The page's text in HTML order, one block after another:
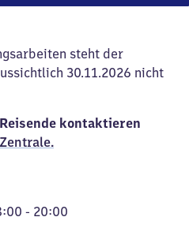
steht der
30.11.2026 nicht
kontaktieren
- 20:00